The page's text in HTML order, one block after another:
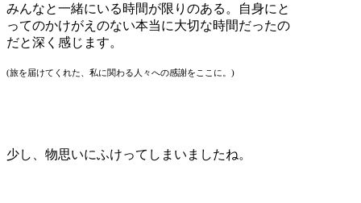
みんなと一緒にいる時間が限りのある。自身にと
ってのかけがえのない本当に大切な時間だったの
だと深く感じます。
(旅を届けてくれた、私に関わる人々への感謝をここに。)
少し、物思いにふけってしまいましたね。